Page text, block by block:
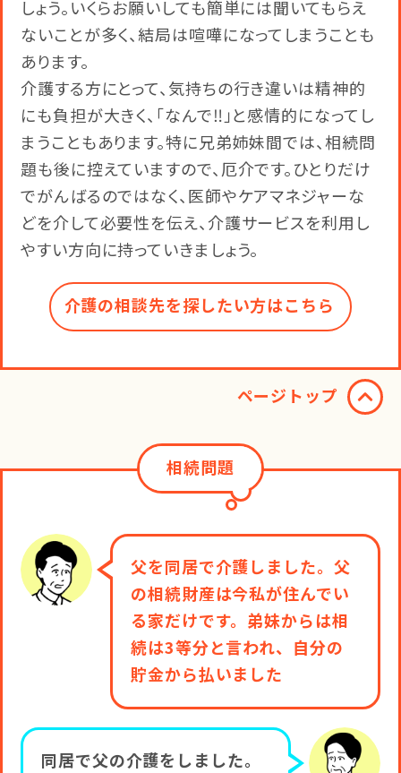
しょう。いくらお願いしても簡単には聞いてもらえ
ないことが多く、結局は喧嘩になってしまうことも
あります。
介護する方にとって、気持ちの行き違いは精神的
にも負担が大きく、「なんで‼」と感情的になってし
まうこともあります。特に兄弟姉妹間では、相続問
題も後に控えていますので、厄介です。ひとりだけ
でがんばるのではなく、医師やケアマネジャーな
どを介して必要性を伝え、介護サービスを利用し
やすい方向に持っていきましょう。
介護の相談先を探したい方はこちら​
ページトップ
相続問題
父を同居で介護しました。父
の相続財産は今私が住んでい
る家だけです。弟妹からは相
続は3等分と言われ、自分の
貯金から払いました
同居で父の介護をしました。